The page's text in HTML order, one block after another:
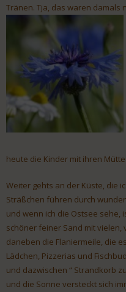
Tränen. Tja, das waren damals
heute die Kinder mit ihren
Weiter gehts an der Küste, die
Sträßchen führen durch
und wenn ich die Ostsee sehe,
schöner feiner Sand mit
daneben die Flaniermeile, die
Lädchen, Pizzerias und
und dazwischen “ Strandkorb
und die Sonne versteckt sich